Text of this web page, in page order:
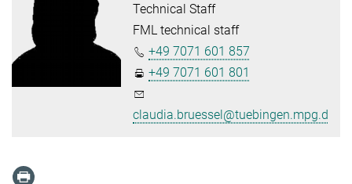
Technical Staff
FML technical staff
+49 7071 601 857
+49 7071 601 801
claudia.bruessel@tuebingen.mpg.de